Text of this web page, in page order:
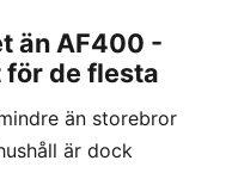
än AF400 -
de flesta
än storebror
är dock